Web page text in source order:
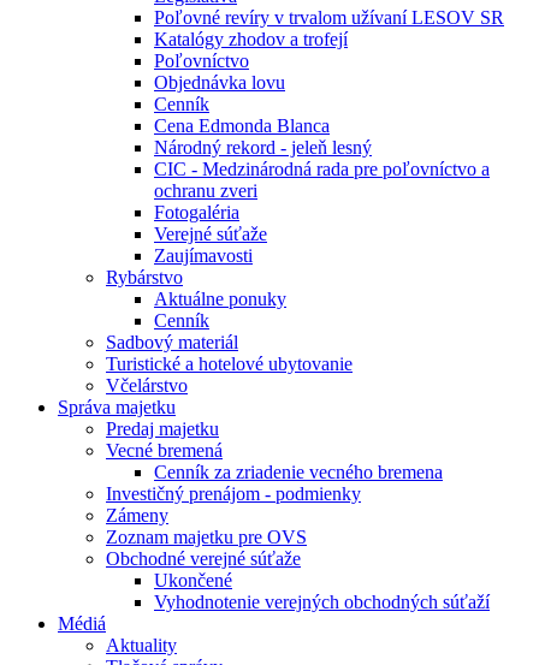
Poľovné revíry v trvalom užívaní LESOV SR
Katalógy zhodov a trofejí
Poľovníctvo
Objednávka lovu
Cenník
Cena Edmonda Blanca
Národný rekord - jeleň lesný
CIC - Medzinárodná rada pre poľovníctvo a
ochranu zveri
Fotogaléria
Verejné súťaže
Zaujímavosti
Rybárstvo
Aktuálne ponuky
Cenník
Sadbový materiál
Turistické a hotelové ubytovanie
Včelárstvo
Správa majetku
Predaj majetku
Vecné bremená
Cenník za zriadenie vecného bremena
Investičný prenájom - podmienky
Zámeny
Zoznam majetku pre OVS
Obchodné verejné súťaže
Ukončené
Vyhodnotenie verejných obchodných súťaží
Médiá
Aktuality